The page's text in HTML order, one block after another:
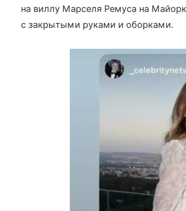
на виллу Марселя Ремуса на
с закрытыми руками и оборками.